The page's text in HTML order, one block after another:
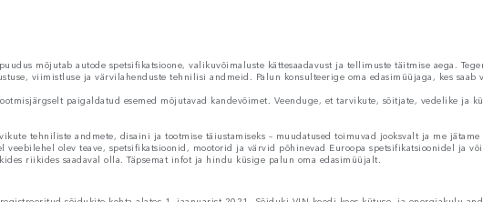
mõjutab autode spetsifikatsioone, valikuvõimaluste kättesaadavust ja tellimuste täitmise aega.
viimistluse ja värvilahenduste tehnilisi andmeid. Palun konsulteerige oma edasimüüjaga, kes
paigaldatud esemed mõjutavad kandevõimet. Veenduge, et tarvikute, sõitjate, vedelike ja
tehniliste andmete, disaini ja tootmise täiustamiseks – muudatused toimuvad jooksvalt ja me
olev teave, spetsifikatsioonid, mootorid ja värvid põhinevad Euroopa spetsifikatsioonidel ja
riikides saadaval olla. Täpsemat infot ja hindu küsige palun oma edasimüüjalt.